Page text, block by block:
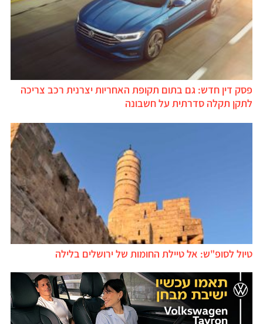
פסק דין חדש: גם בתום תקופת האחריות יצרנית רכב צריכה
לתקן תקלה סדרתית על חשבונה
טיול לסופ"ש: אל טיילת החומות של ירושלים בלילה